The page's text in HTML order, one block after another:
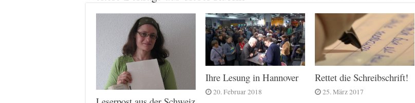
Ihre Lesung in Hannover
20. Februar 2018
Rettet die Schreibschrift!
25. März 2017